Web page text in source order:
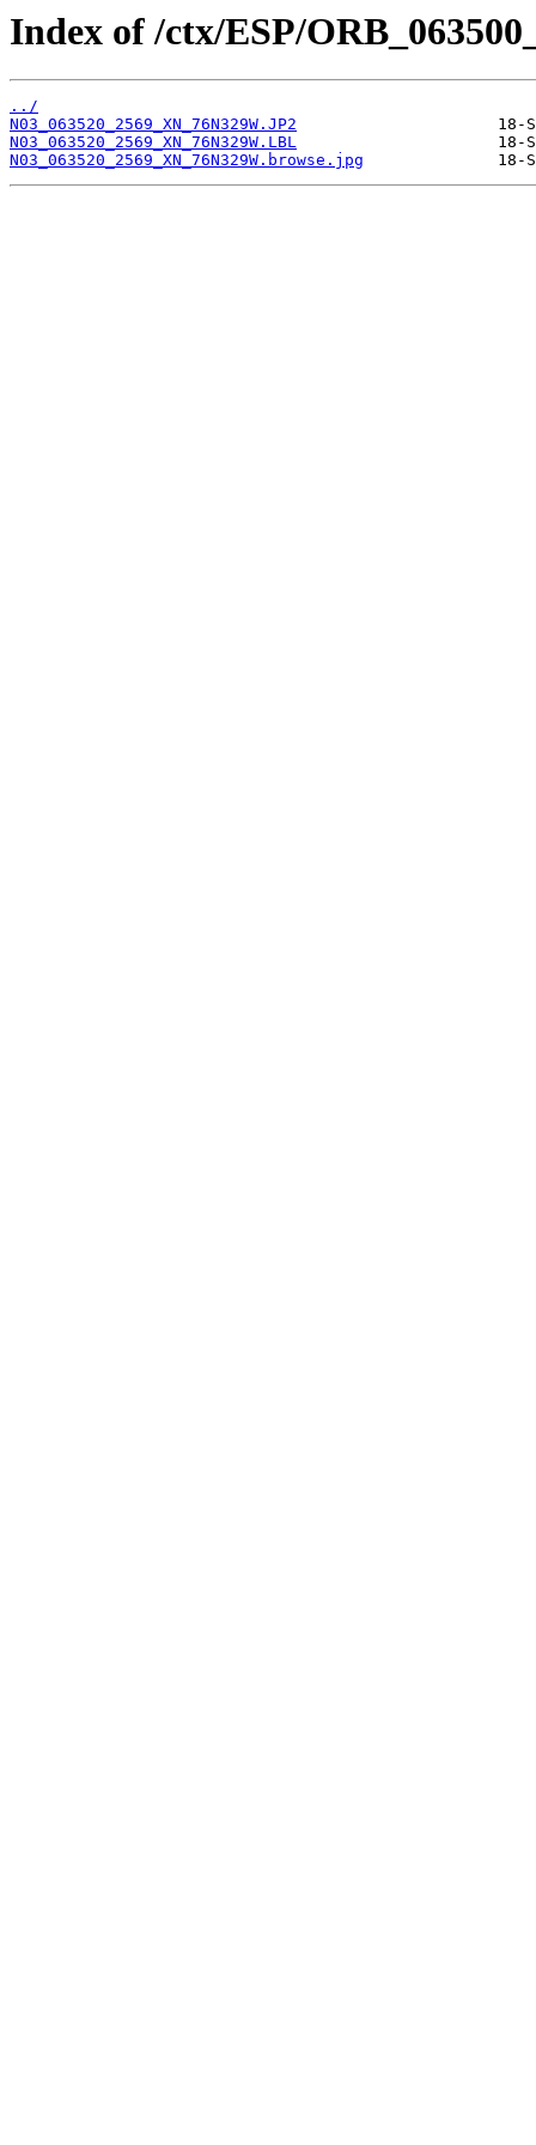
Index of /ctx/ESP/
../
N03_063520_2569_XN_76N329W.JP2
N03_063520_2569_XN_76N329W.LBL
N03_063520_2569_XN_76N329W.browse.jpg